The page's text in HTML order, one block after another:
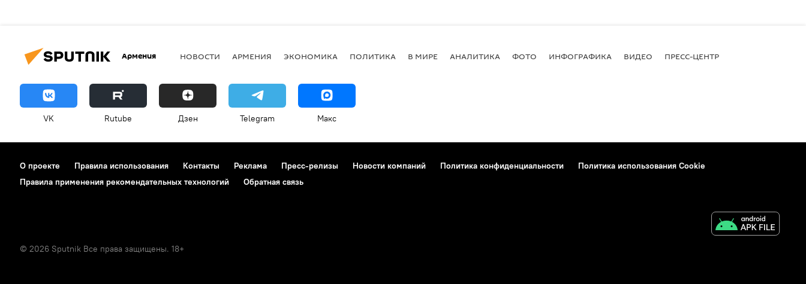
Армения НОВОСТИ АРМЕНИЯ ЭКОНОМИКА ПОЛИТИКА В МИРЕ АНАЛИТИКА ФОТО ИНФОГРАФИКА ВИДЕО ПРЕСС-ЦЕНТР
VK Rutube Дзен Telegram Макс
О проекте Правила использования Контакты Реклама Пресс-релизы Новости компаний Политика конфиденциальности
Политика использования Cookie
Правила применения рекомендательных технологий
Обратная связь
© 2026 Sputnik Все права защищены. 18+